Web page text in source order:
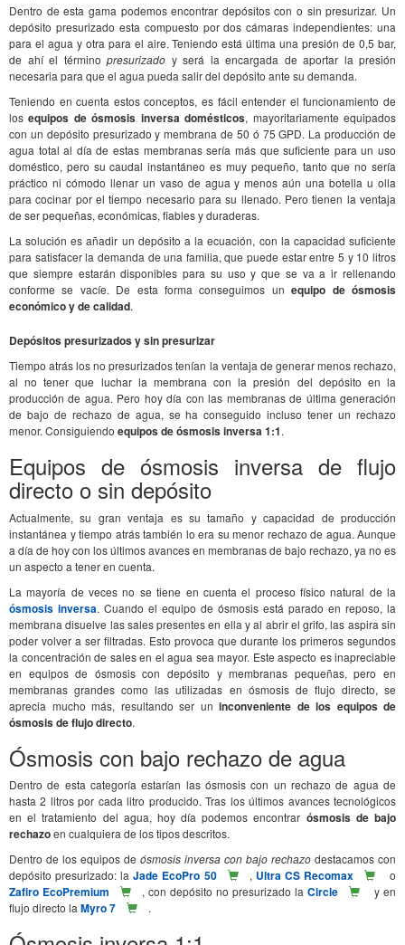
Dentro de esta gama podemos encontrar depósitos con o sin presurizar. Un
depósito presurizado esta compuesto por dos cámaras independientes: una
para el agua y otra para el aire. Teniendo está última una presión de 0,5 bar,
de ahí el término presurizado y será la encargada de aportar la presión
necesaria para que el agua pueda salir del depósito ante su demanda.
Teniendo en cuenta estos conceptos, es fácil entender el funcionamiento de
losequipos de ósmosis inversa domésticos, mayoritariamente equipados
con un depósito presurizado y membrana de 50 ó 75 GPD. La producción de
agua total al día de estas membranas sería más que suficiente para un uso
doméstico, pero su caudal instantáneo es muy pequeño, tanto que no sería
práctico ni cómodo llenar un vaso de agua y menos aún una botella u olla
para cocinar por el tiempo necesario para su llenado. Pero tienen la ventaja
de ser pequeñas, económicas, fiables y duraderas.
La solución es añadir un depósito a la ecuación, con la capacidad suficiente
para satisfacer la demanda de una familia, que puede estar entre 5 y 10 litros
que siempre estarán disponibles para su uso y que se va a ir rellenando
conforme se vacíe. De esta forma conseguimos unequipo de ósmosis
económico y de calidad.
Depósitos presurizados y sin presurizar
Tiempo atrás los no presurizados tenían la ventaja de generar menos rechazo,
al no tener que luchar la membrana con la presión del depósito en la
producción de agua. Pero hoy día con las membranas de última generación
de bajo de rechazo de agua, se ha conseguido incluso tener un rechazo
menor. Consiguiendo equipos de ósmosis inversa 1:1.
Equipos de ósmosis inversa de flujo
directo o sin depósito
Actualmente, su gran ventaja es su tamaño y capacidad de producción
instantánea y tiempo atrás también lo era su menor rechazo de agua. Aunque
a día de hoy con los últimos avances en membranas de bajo rechazo, ya no es
un aspecto a tener en cuenta.
La mayoría de veces no se tiene en cuenta el proceso físico natural de la
ósmosis inversa. Cuando el equipo de ósmosis está parado en reposo, la
membrana disuelve las sales presentes en ella y al abrir el grifo, las aspira sin
poder volver a ser filtradas. Esto provoca que durante los primeros segundos
la concentración de sales en el agua sea mayor. Este aspecto es inapreciable
en equipos de ósmosis con depósito y membranas pequeñas, pero en
membranas grandes como las utilizadas en ósmosis de flujo directo, se
aprecia mucho más, resultando ser un inconveniente de los equipos de
ósmosis de flujo directo.
Ósmosis con bajo rechazo de agua
Dentro de esta categoría estarían las ósmosis con un rechazo de agua de
hasta 2 litros por cada litro producido. Tras los últimos avances tecnológicos
en el tratamiento del agua, hoy día podemos encontrar ósmosis de bajo
rechazoen cualquiera de los tipos descritos.
Dentro de los equipos de ósmosis inversa con bajo rechazo destacamos con
depósito presurizado: laJade EcoPro 50 , Ultra CS Recomax o
Zafiro EcoPremium , con depósito no presurizado la Circle
y en
flujo directo la Myro 7 .